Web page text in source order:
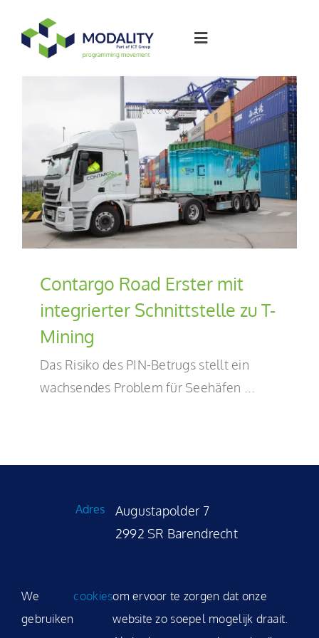
content
Toggle
Arbeiten bei
Artikel
Über Modality
Kontakt
Contargo Road Erster mit
integrierter Schnittstelle zu T-
Mining
Das Risiko des PIN-Betrugs stellt ein
wachsendes Problem für Seehäfen ...
Adres
Augustapolder 7
2992 SR Barendrecht
Email
sales@modality.nl
We
gebruiken
cookiesom ervoor te zorgen dat onze
website zo soepel mogelijk draait.